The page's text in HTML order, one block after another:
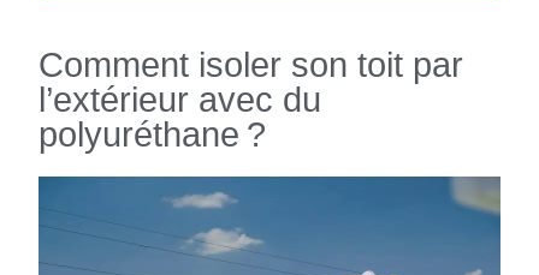
Comment isoler son toit par
l’extérieur avec du
polyuréthane ?